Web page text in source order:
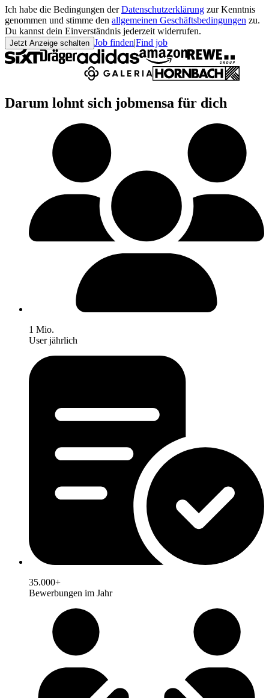
Ich habe die Bedingungen der Datenschutzerklärung zur Kenntnis
genommen und stimme den allgemeinen Geschäftsbedingungen zu.
Du kannst dein Einverständnis jederzeit widerrufen.
Jetzt Anzeige schalten Job finden|Find job
Darum lohnt sich jobmensa für dich
1 Mio.
User jährlich
35.000+
Bewerbungen im Jahr